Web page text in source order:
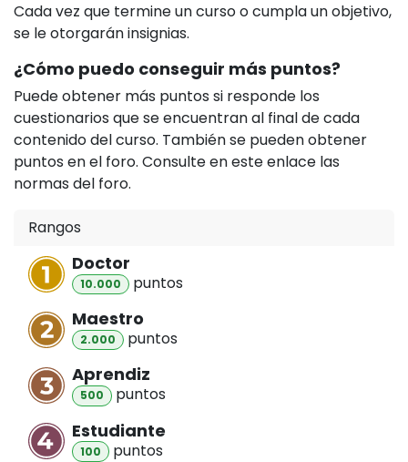
Cada vez que termine un curso o cumpla un objetivo,
se le otorgarán insignias.
¿Cómo puedo conseguir más puntos?
Puede obtener más puntos si responde los
cuestionarios que se encuentran al final de cada
contenido del curso. También se pueden obtener
puntos en el foro. Consulte en este enlace las
normas del foro.
Rangos
Doctor
10.000 puntos
Maestro
2.000 puntos
Aprendiz
500 puntos
Estudiante
100 puntos